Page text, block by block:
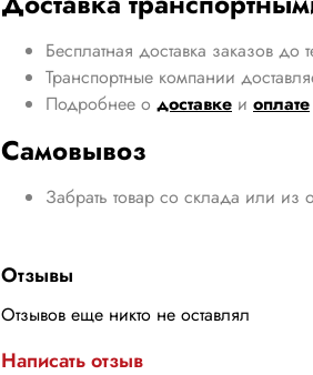
Бесплатная доставка заказов
Транспортные компании
Подробнее о доставке и оплате
Самовывоз
Забрать товар со склада или из
Отзывы
Отзывов еще никто не оставлял
Написать отзыв